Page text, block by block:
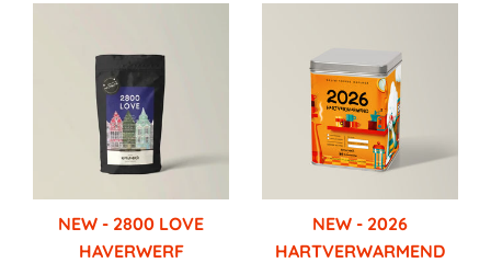
NEW - 2800 LOVE
HAVERWERF
NEW - 2026
HARTVERWARMEND